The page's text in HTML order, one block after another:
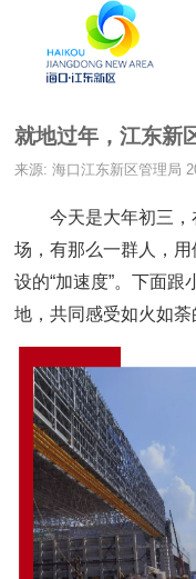
就地过年，江东新
来源: 海口江东新区管理局
今天是大年初三
场，有那么一群人，
设的“加速度”。下面
地，共同感受如火如荼